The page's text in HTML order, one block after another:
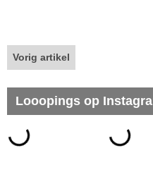
Vorig artikel
Looopings op